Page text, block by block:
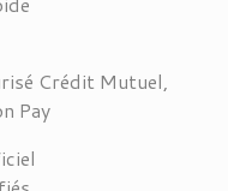
Crédit Mutuel,
Pay